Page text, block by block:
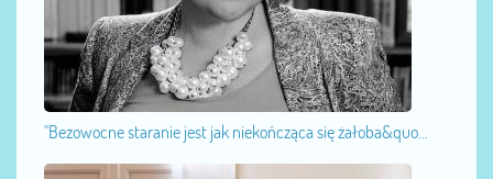
"Bezowocne staranie jest jak niekończąca się żałoba&quo...